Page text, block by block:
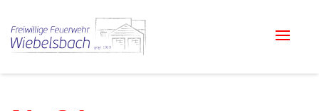
Toggle